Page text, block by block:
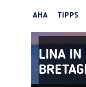
AHA TIPPS
LINA IN